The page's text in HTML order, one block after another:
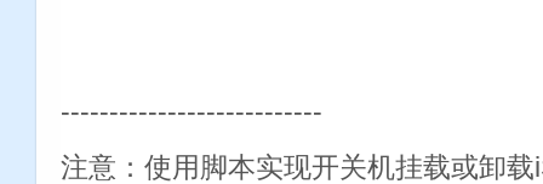
---------------------------
注意：使用脚本实现开关机挂载或卸